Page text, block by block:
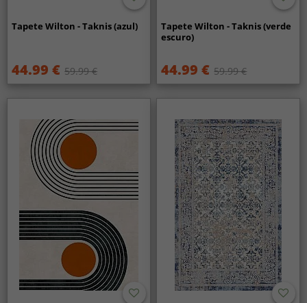
Tapete Wilton - Taknis (azul)
44.99 € 59.99 €
Tapete Wilton - Taknis (verde
escuro)
44.99 € 59.99 €